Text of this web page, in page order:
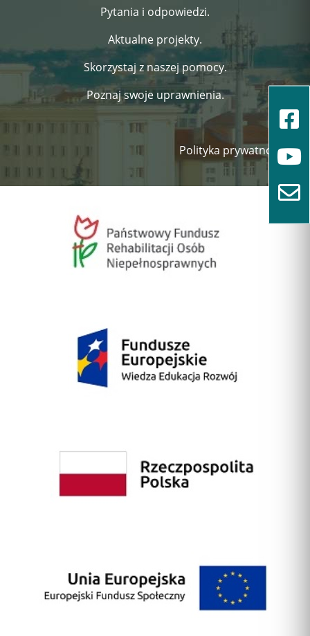
Pytania i odpowiedzi.
Aktualne projekty.
Skorzystaj z naszej pomocy.
Poznaj swoje uprawnienia.
Polityka prywatności